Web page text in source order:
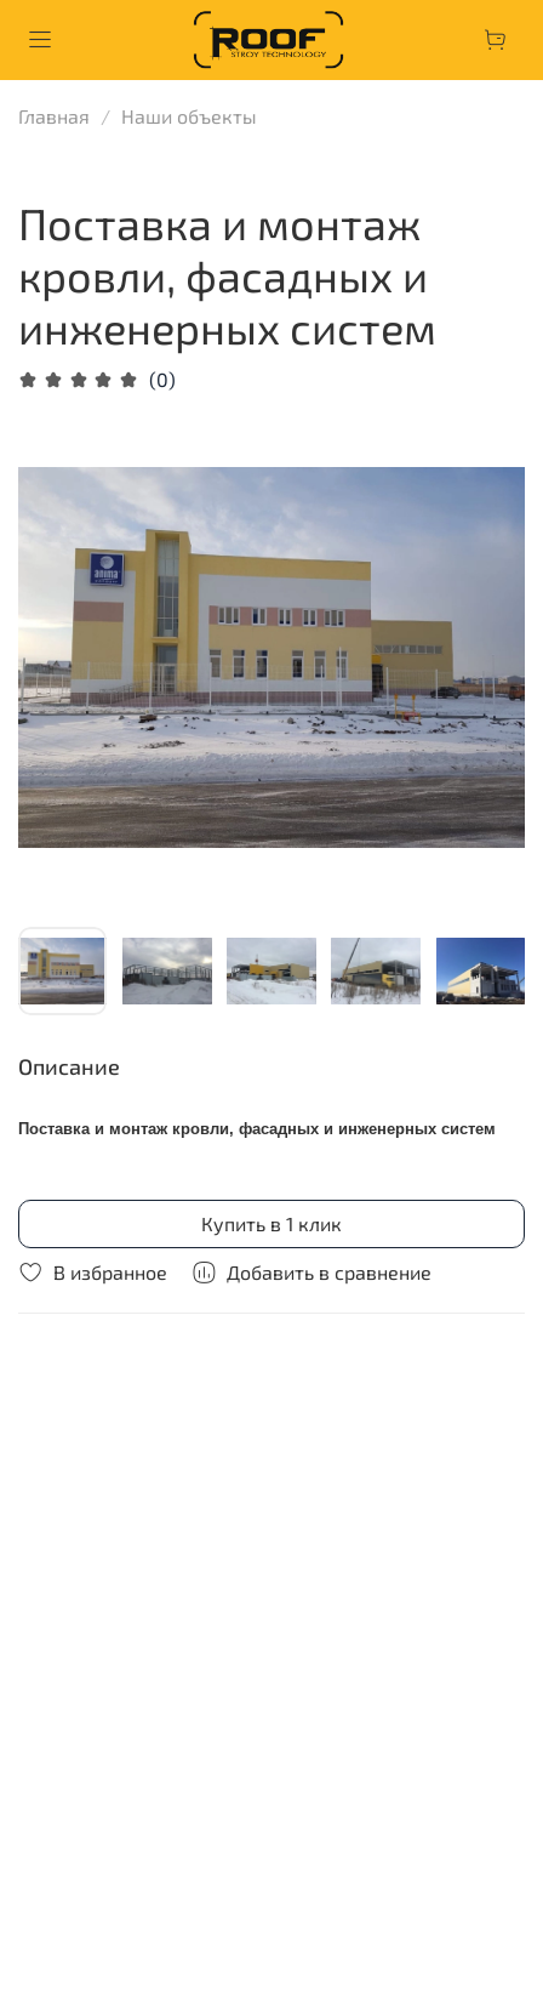
Главная Наши объекты
Поставка и монтаж
кровли, фасадных и
инженерных систем
(0)
В избранное Добавить в сравнение
Описание
Поставка и монтаж кровли, фасадных и инженерных систем
Купить в 1 клик